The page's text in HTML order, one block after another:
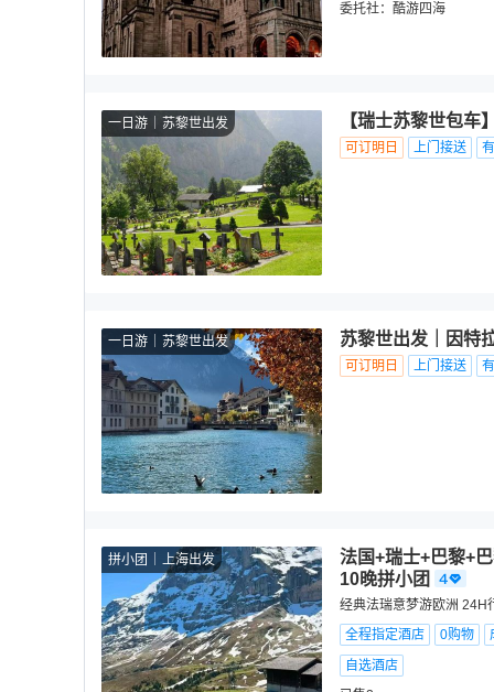
委托社： 酷游四海
一日游 苏黎世出发 【瑞士苏黎世包车
可订明日 上门接送
一日游 苏黎世出发 苏黎世出发｜因特
可订明日 上门接送
拼小团 上海出发
法国+瑞士+巴黎+
10晚拼小团
经典法瑞意梦游欧洲 24H
全程指定酒店
0购物
自选酒店